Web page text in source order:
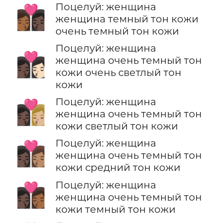
👩🏾‍❤️‍💋‍👩🏿
Поцелуй: женщина
женщина темный тон кожи
очень темный тон кожи
👩🏿‍❤️‍💋‍👩🏻
Поцелуй: женщина
женщина очень темный тон
кожи очень светлый тон
кожи
👩🏿‍❤️‍💋‍👩🏼
Поцелуй: женщина
женщина очень темный тон
кожи светлый тон кожи
👩🏿‍❤️‍💋‍👩🏽
Поцелуй: женщина
женщина очень темный тон
кожи средний тон кожи
👩🏿‍❤️‍💋‍👩🏾
Поцелуй: женщина
женщина очень темный тон
кожи темный тон кожи